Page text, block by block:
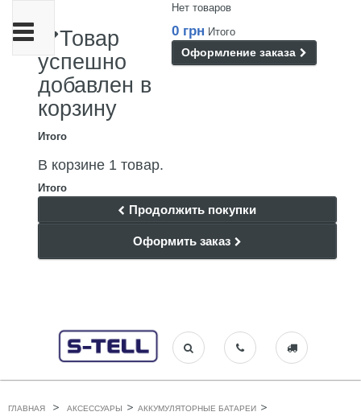
Нет товаров
0 грн Итого
Оформление заказа
Товар
успешно
добавлен в
корзину
Итого
В корзине 1 товар.
Итого
Продолжить покупки
Оформить заказ
Переключить
навигации
ГЛАВНАЯ > АКСЕССУАРЫ > АККУМУЛЯТОРНЫЕ БАТАРЕИ >